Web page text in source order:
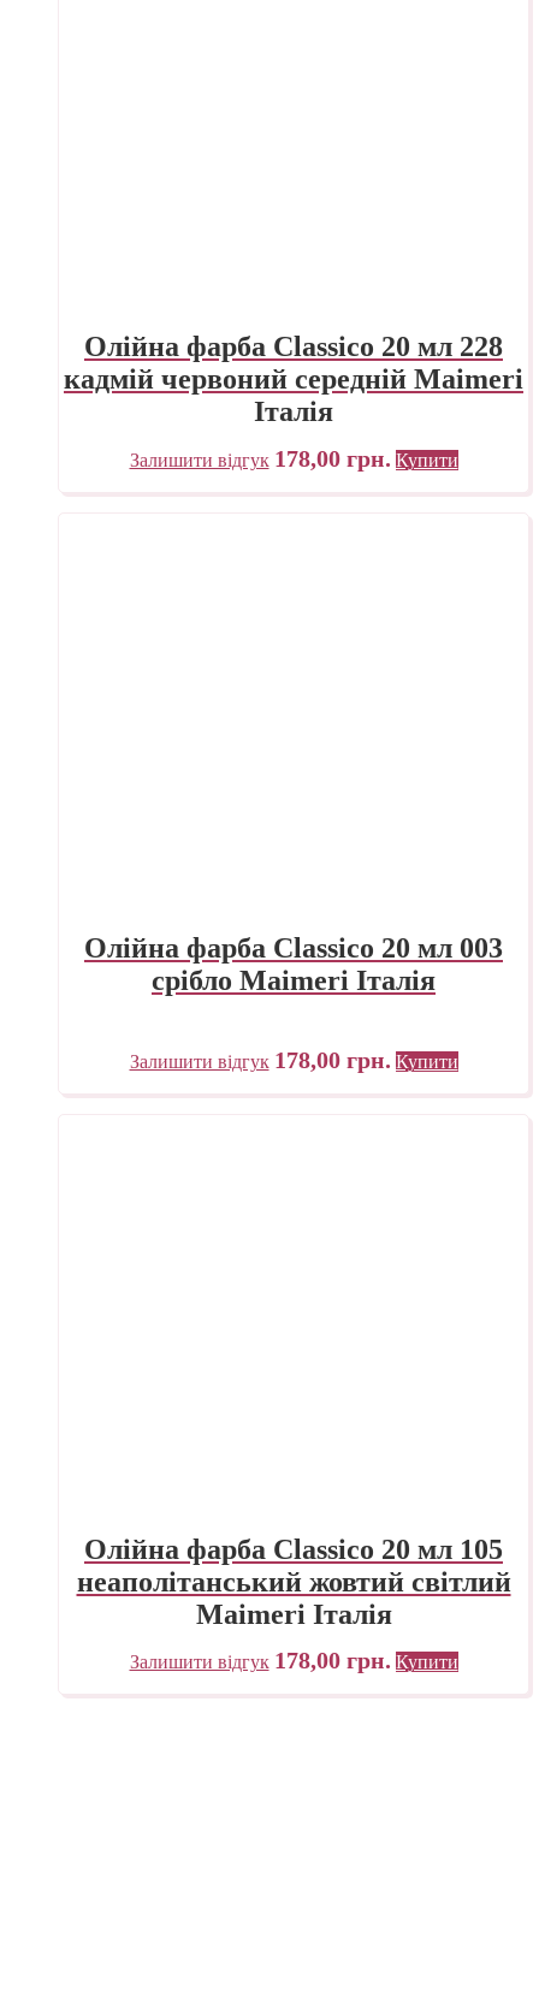
Олійна фарба Classico 20 мл 228
кадмій червоний середній Maimeri
Італія
Залишити відгук 178,00 грн. Купити
Олійна фарба Classico 20 мл 003
срібло Maimeri Італія
Залишити відгук 178,00 грн. Купити
Олійна фарба Classico 20 мл 105
неаполітанський жовтий світлий
Maimeri Італія
Залишити відгук 178,00 грн. Купити